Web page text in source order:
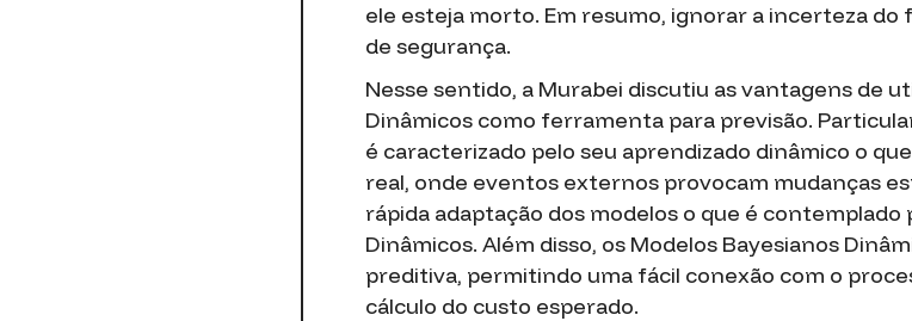
ele esteja morto. Em resumo, ignorar a incerteza do
de segurança.
Nesse sentido, a Murabei discutiu as vantagens de
Dinâmicos como ferramenta para previsão.
é caracterizado pelo seu aprendizado dinâmico o
real, onde eventos externos provocam mudanças
rápida adaptação dos modelos o que é contemplado
Dinâmicos. Além disso, os Modelos Bayesianos
preditiva, permitindo uma fácil conexão com o
cálculo do custo esperado.